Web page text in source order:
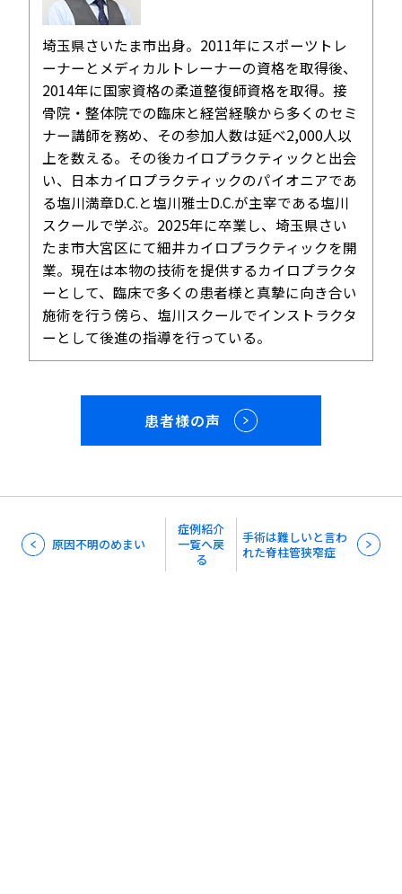
埼玉県さいたま市出身。2011年にスポーツトレ
ーナーとメディカルトレーナーの資格を取得後、
2014年に国家資格の柔道整復師資格を取得。接
骨院・整体院での臨床と経営経験から多くのセミ
ナー講師を務め、その参加人数は延べ2,000人以
上を数える。その後カイロプラクティックと出会
い、日本カイロプラクティックのパイオニアであ
る塩川満章D.C.と塩川雅士D.C.が主宰である塩川
スクールで学ぶ。2025年に卒業し、埼玉県さい
たま市大宮区にて細井カイロプラクティックを開
業。現在は本物の技術を提供するカイロプラクタ
ーとして、臨床で多くの患者様と真摯に向き合い
施術を行う傍ら、塩川スクールでインストラクタ
ーとして後進の指導を行っている。
患者様の声
原因不明のめまい
症例紹介
一覧へ戻
る
手術は難しいと言わ
れた脊柱管狭窄症